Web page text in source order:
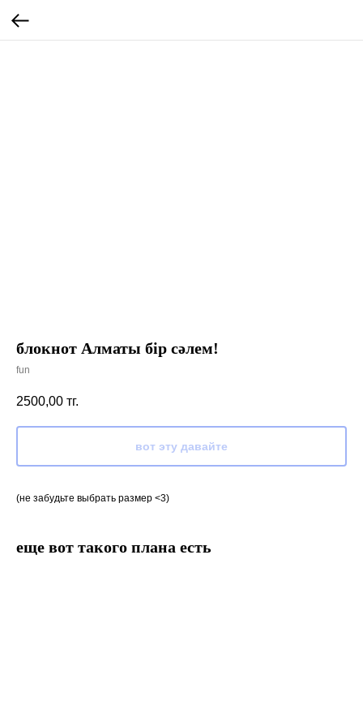
блокнот Алматы бір сәлем!
fun
2500,00 тг.
вот эту давайте
(не забудьте выбрать размер <3)
еще вот такого плана есть